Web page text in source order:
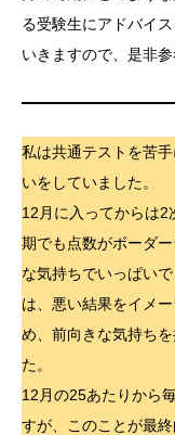
る受験生にアドバイ
いきますので、是非
私は共通テストを苦
いをしていました。
12月に入ってからは2
期でも点数がボーダ
な気持ちでいっぱい
は、悪い結果をイメ
め、前向きな気持ち
た。
12月の25あたりから
すが、このことが最